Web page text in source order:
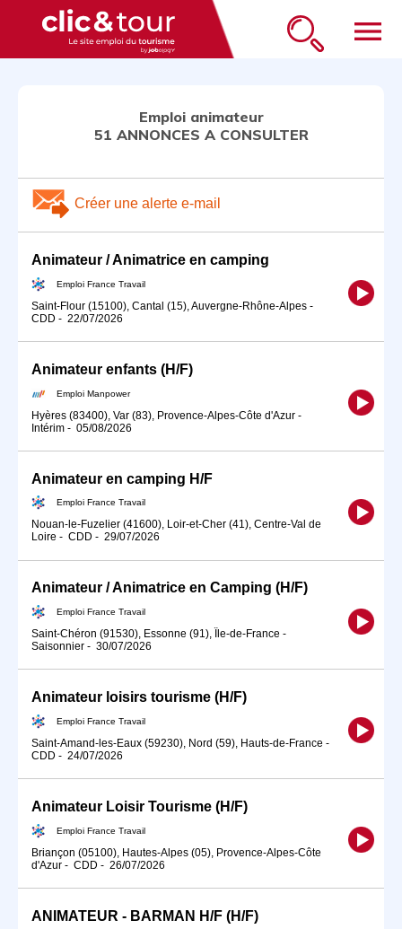
menu
Emploi animateur
51 ANNONCES A CONSULTER
Créer une alerte e-mail
Animateur / Animatrice en camping
Emploi France Travail
Saint-Flour (15100), Cantal (15), Auvergne-Rhône-Alpes -
CDD - 22/07/2026
Animateur enfants (H/F)
Emploi Manpower
Hyères (83400), Var (83), Provence-Alpes-Côte d'Azur -
Intérim - 05/08/2026
Animateur en camping H/F
Emploi France Travail
Nouan-le-Fuzelier (41600), Loir-et-Cher (41), Centre-Val de
Loire - CDD - 29/07/2026
Animateur / Animatrice en Camping (H/F)
Emploi France Travail
Saint-Chéron (91530), Essonne (91), Île-de-France -
Saisonnier - 30/07/2026
Animateur loisirs tourisme (H/F)
Emploi France Travail
Saint-Amand-les-Eaux (59230), Nord (59), Hauts-de-France -
CDD - 24/07/2026
Animateur Loisir Tourisme (H/F)
Emploi France Travail
Briançon (05100), Hautes-Alpes (05), Provence-Alpes-Côte
d'Azur - CDD - 26/07/2026
ANIMATEUR - BARMAN H/F (H/F)